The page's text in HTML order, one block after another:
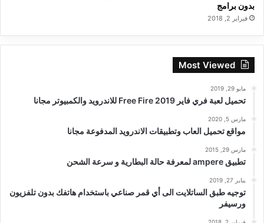
بدون برامج
فبراير 2, 2018
Most Viewed
مايو 29, 2019
تحميل لعبة فري فاير Free Fire 2019 للاندرويد والكمبيوتر مجانا
مارس 5, 2020
مواقع تحميل العاب وتطبيقات الاندرويد المدفوعة مجانا
مارس 29, 2015
تطبيق ampere لمعرفة حالة البطارية و سرعة الشحن
يناير 27, 2019
توجيه طبق الساتلايت الى أي قمر صناعي باستخدام هاتفك بدون تلفزيون
ورسيفر